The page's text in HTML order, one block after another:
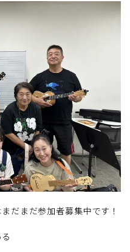
だまだ参加者募集中です！